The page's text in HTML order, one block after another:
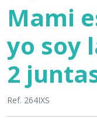
Mami
yo soy
2
Ref. 264IXS